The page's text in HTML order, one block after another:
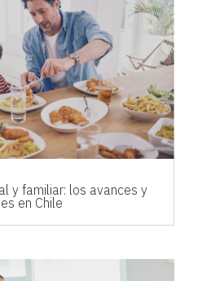
y familiar: los avances y
en Chile